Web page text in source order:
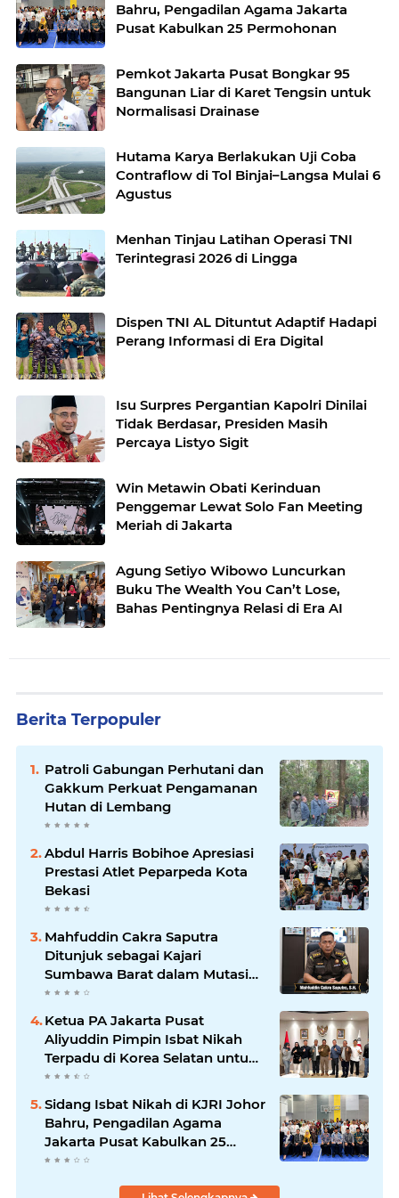
Bahru, Pengadilan Agama Jakarta
Pusat Kabulkan 25 Permohonan
Pemkot Jakarta Pusat Bongkar 95
Bangunan Liar di Karet Tengsin untuk
Normalisasi Drainase
Hutama Karya Berlakukan Uji Coba
Contraflow di Tol Binjai–Langsa Mulai 6
Agustus
Menhan Tinjau Latihan Operasi TNI
Terintegrasi 2026 di Lingga
Dispen TNI AL Dituntut Adaptif Hadapi
Perang Informasi di Era Digital
Isu Surpres Pergantian Kapolri Dinilai
Tidak Berdasar, Presiden Masih
Percaya Listyo Sigit
Win Metawin Obati Kerinduan
Penggemar Lewat Solo Fan Meeting
Meriah di Jakarta
Agung Setiyo Wibowo Luncurkan
Buku The Wealth You Can’t Lose,
Bahas Pentingnya Relasi di Era AI
Berita Terpopuler
Patroli Gabungan Perhutani dan
Gakkum Perkuat Pengamanan
Hutan di Lembang
Abdul Harris Bobihoe Apresiasi
Prestasi Atlet Peparpeda Kota
Bekasi
Mahfuddin Cakra Saputra
Ditunjuk sebagai Kajari
Sumbawa Barat dalam Mutasi
Kejaksaan Agung
Ketua PA Jakarta Pusat
Aliyuddin Pimpin Isbat Nikah
Terpadu di Korea Selatan untuk
Lindungi Hak WNI
Sidang Isbat Nikah di KJRI Johor
Bahru, Pengadilan Agama
Jakarta Pusat Kabulkan 25
Permohonan